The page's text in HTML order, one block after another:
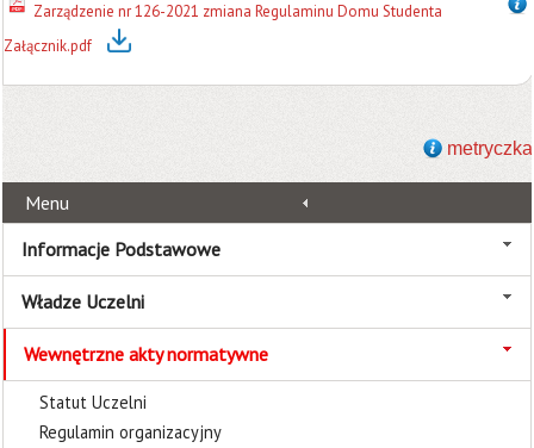
Zarządzenie nr 126-2021 zmiana Regulaminu Domu Studenta
Załącznik.pdf
metryczka
Menu
Informacje Podstawowe
Władze Uczelni
Wewnętrzne akty normatywne
Statut Uczelni
Regulamin organizacyjny